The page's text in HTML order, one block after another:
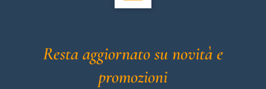
Resta aggiornato su novità e
promozioni